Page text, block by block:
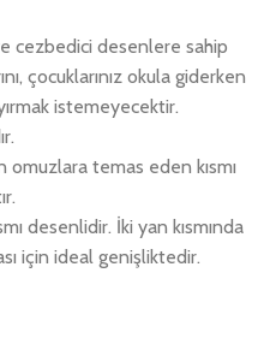
cezbedici desenlere sahip
çocuklarınız okula giderken
istemeyecektir.
omuzlara temas eden kısmı
desenlidir. İki yan kısmında
için ideal genişliktedir.